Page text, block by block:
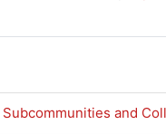
Subcommunities and